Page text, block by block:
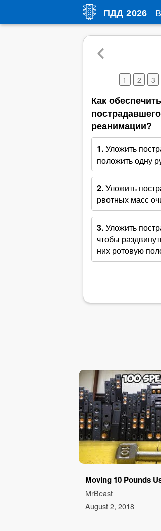
1 2 3
Как
реанимации?
1.Уложить
положить одну
2.Уложить
рвотных масс
3.Уложить
чтобы
них ротовую
ПДД2026
Moving 10 Pounds
MrBeast
August 2, 2018